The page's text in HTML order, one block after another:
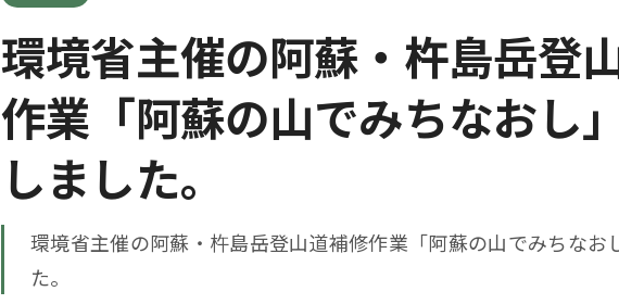
環境省主催の阿蘇・杵島岳登
作業「阿蘇の山でみちなおし
しました。
環境省主催の阿蘇・杵島岳登山道補修作業「阿蘇の山でみちなお
た。